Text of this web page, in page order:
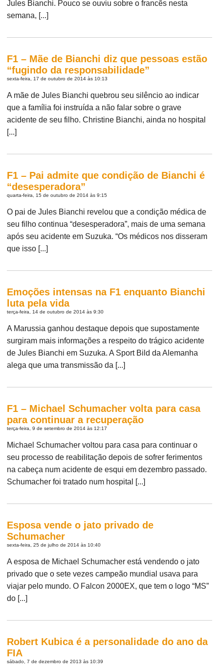
Jules Bianchi. Pouco se ouviu sobre o francês nesta
semana, [...]
F1 – Mãe de Bianchi diz que pessoas estão
“fugindo da responsabilidade”
sexta-feira, 17 de outubro de 2014 às 10:13
A mãe de Jules Bianchi quebrou seu silêncio ao indicar
que a família foi instruída a não falar sobre o grave
acidente de seu filho. Christine Bianchi, ainda no hospital
[...]
F1 – Pai admite que condição de Bianchi é
“desesperadora”
quarta-feira, 15 de outubro de 2014 às 9:15
O pai de Jules Bianchi revelou que a condição médica de
seu filho continua “desesperadora”, mais de uma semana
após seu acidente em Suzuka. “Os médicos nos disseram
que isso [...]
Emoções intensas na F1 enquanto Bianchi
luta pela vida
terça-feira, 14 de outubro de 2014 às 9:30
A Marussia ganhou destaque depois que supostamente
surgiram mais informações a respeito do trágico acidente
de Jules Bianchi em Suzuka. A Sport Bild da Alemanha
alega que uma transmissão da [...]
F1 – Michael Schumacher volta para casa
para continuar a recuperação
terça-feira, 9 de setembro de 2014 às 12:17
Michael Schumacher voltou para casa para continuar o
seu processo de reabilitação depois de sofrer ferimentos
na cabeça num acidente de esqui em dezembro passado.
Schumacher foi tratado num hospital [...]
Esposa vende o jato privado de
Schumacher
sexta-feira, 25 de julho de 2014 às 10:40
A esposa de Michael Schumacher está vendendo o jato
privado que o sete vezes campeão mundial usava para
viajar pelo mundo. O Falcon 2000EX, que tem o logo “MS”
do [...]
Robert Kubica é a personalidade do ano da
FIA
sábado, 7 de dezembro de 2013 às 10:39